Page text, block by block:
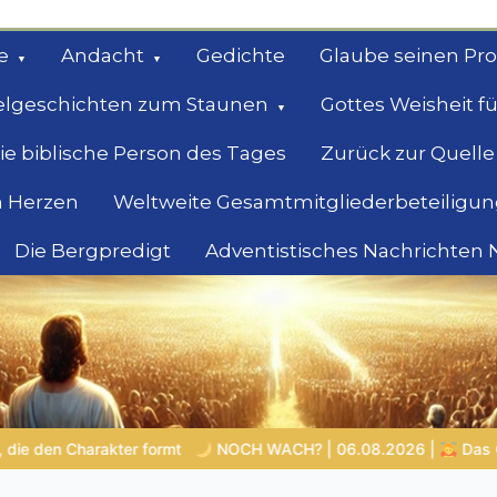
Andacht Gedichte Glaube seinen
zum Staunen Gottes Weisheit
biblische Person des Tages Zurück zur
Herzen Weltweite
Die Bergpredigt Adventistisches Nachrichten
| 06.08.2026 | Das Größte, was du geben kannst VON